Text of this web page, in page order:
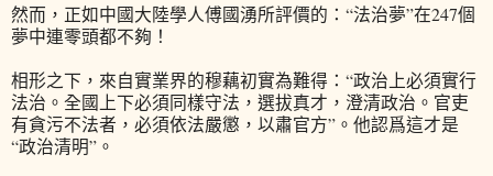
然而，正如中國大陸學人傅國湧所評價的：“法治夢”在247個
夢中連零頭都不夠！
相形之下，來自實業界的穆藕初實為難得：“政治上必須實行
法治。全國上下必須同樣守法，選拔真才，澄清政治。官吏
有貪污不法者，必須依法嚴懲，以肅官方”。他認爲這才是
“政治清明”。